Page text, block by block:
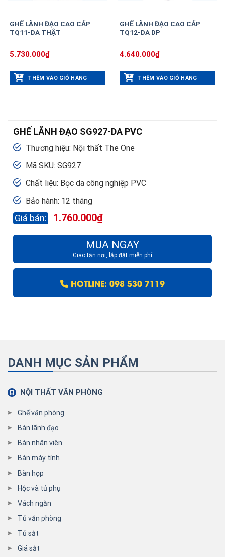
GHẾ LÃNH ĐẠO CAO CẤP
TQ11-DA THẬT
5.730.000₫
THÊM VÀO GIỎ HÀNG
GHẾ LÃNH ĐẠO CAO CẤP
TQ12-DA DP
4.640.000₫
THÊM VÀO GIỎ HÀNG
GHẾ LÃNH ĐẠO SG927-DA PVC
Thương hiệu: Nội thất The One
Mã SKU: SG927
Chất liệu: Bọc da công nghiệp PVC
Bảo hành: 12 tháng
1.760.000₫
MUA NGAY
Giao tận nơi, lắp đặt miễn phí
HOTLINE: 098 530 7119
DANH MỤC SẢN PHẨM
NỘI THẤT VĂN PHÒNG
Ghế văn phòng
Bàn lãnh đạo
Bàn nhân viên
Bàn máy tính
Bàn họp
Hộc và tủ phụ
Vách ngăn
Tủ văn phòng
Tủ sắt
Giá sắt